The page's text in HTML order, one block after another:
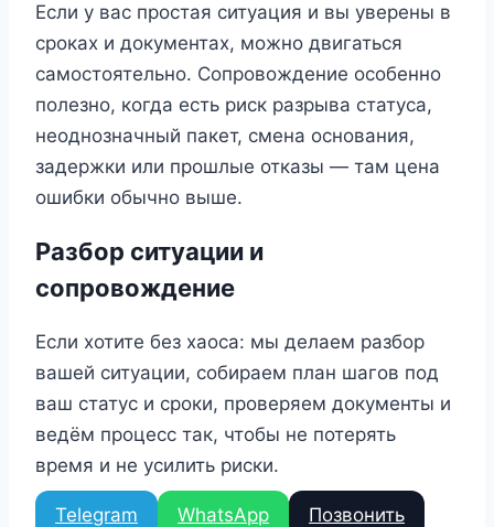
Если у вас простая ситуация и вы уверены в
сроках и документах, можно двигаться
самостоятельно. Сопровождение особенно
полезно, когда есть риск разрыва статуса,
неоднозначный пакет, смена основания,
задержки или прошлые отказы — там цена
ошибки обычно выше.
Разбор ситуации и
сопровождение
Если хотите без хаоса: мы делаем разбор
вашей ситуации, собираем план шагов под
ваш статус и сроки, проверяем документы и
ведём процесс так, чтобы не потерять
время и не усилить риски.
Telegram WhatsApp Позвонить